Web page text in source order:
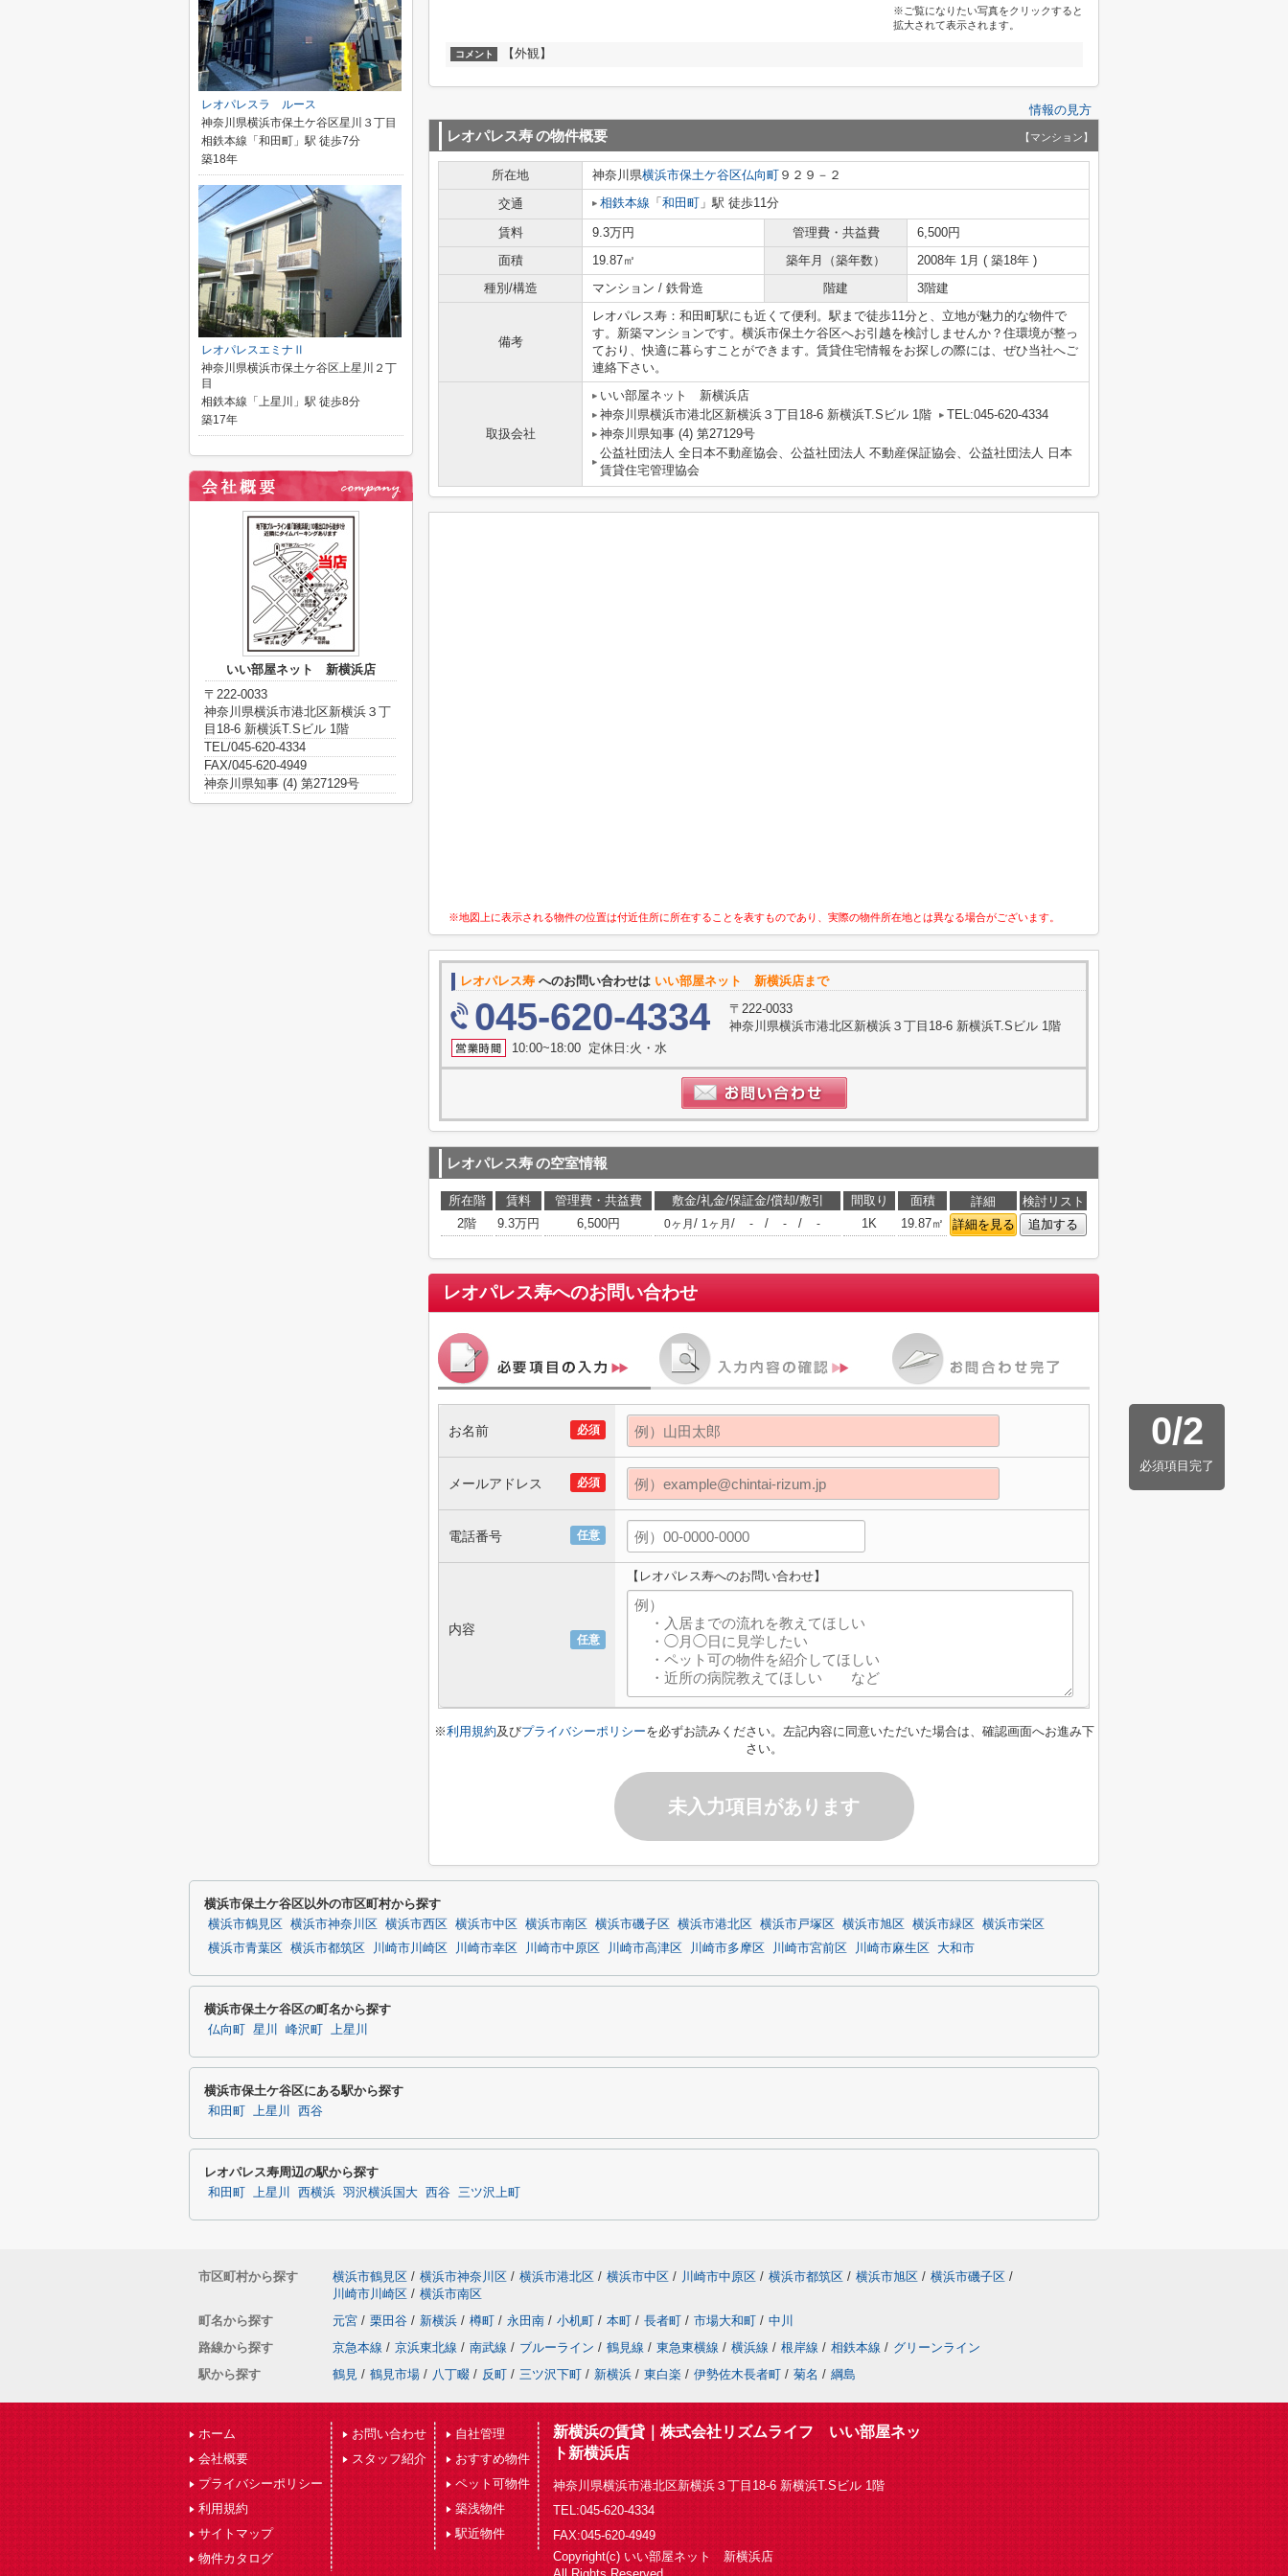
※ご覧になりたい写真をクリックすると
拡大されて表示されます。
コメント 【外観】
情報の見方
レオパレス寿の物件概要 【マンション】
所在地 神奈川県横浜市保土ケ谷区仏向町 ９２９－２
交通
相鉄本線 「 和田町 」駅 徒歩11分
賃料 9.3万円 管理費・共益費
6,500円
面積
19.87㎡ 築年月（築年数）
2008年 1月 ( 築18年 )
種別/構造
マンション / 鉄骨造 階建 3階建
備考
レオパレス寿：和田町駅にも近くて便利。駅まで徒歩11分と、立地が魅力的な物件で
す。新築マンションです。横浜市保土ケ谷区へお引越を検討しませんか？住環境が整っ
ており、快適に暮らすことができます。賃貸住宅情報をお探しの際には、ぜひ当社へご
連絡下さい。
取扱会社
いい部屋ネット 新横浜店
神奈川県横浜市港北区新横浜３丁目18-6 新横浜T.Sビル 1階
TEL:045-620-4334
神奈川県知事 (4) 第27129号
公益社団法人 全日本不動産協会、公益社団法人 不動産保証協会、公益社団法人 日本
賃貸住宅管理協会
※地図上に表示される物件の位置は付近住所に所在することを表すものであり、実際の物件所在地とは異なる場合がございます。
レオパレス寿 へのお問い合わせは いい部屋ネット 新横浜店まで
045-620-4334
〒222-0033
神奈川県横浜市港北区新横浜３丁目18-6 新横浜T.Sビル 1階
10:00~18:00 定休日:火・水
レオパレス寿の空室情報
所在階 賃料 管理費・共益費 敷金/礼金/保証金/償却/敷引 間取り 面積 詳細
検討リスト
2階
9.3万円 6,500円 0ヶ月 / 1ヶ月 / - / - / - 1K 19.87㎡ 詳細を見る 追加する
レオパレス寿へのお問い合わせ
0/2
必須項目完了
必須
お名前
必須
メールアドレス
任意
電話番号
任意
内容
【レオパレス寿へのお問い合わせ】
※利用規約及びプライバシーポリシーを必ずお読みください。左記内容に同意いただいた場合は、確認画面へお進み下
さい。
未入力項目があります
レオパレスラ ルース
神奈川県横浜市保土ケ谷区星川３丁目
相鉄本線「和田町」駅 徒歩7分
築18年
レオパレスエミナⅡ
神奈川県横浜市保土ケ谷区上星川２丁
目
相鉄本線「上星川」駅 徒歩8分
築17年
いい部屋ネット 新横浜店
〒222-0033
神奈川県横浜市港北区新横浜３丁
目18-6 新横浜T.Sビル 1階
TEL/045-620-4334
FAX/045-620-4949
神奈川県知事 (4) 第27129号
横浜市保土ケ谷区以外の市区町村から探す
横浜市鶴見区 横浜市神奈川区 横浜市西区 横浜市中区 横浜市南区 横浜市磯子区 横浜市港北区 横浜市戸塚区 横浜市旭区 横浜市緑区
横浜市栄区
横浜市青葉区
横浜市都筑区 川崎市川崎区 川崎市幸区 川崎市中原区 川崎市高津区 川崎市多摩区 川崎市宮前区 川崎市麻生区 大和市
横浜市保土ケ谷区の町名から探す
仏向町 星川 峰沢町 上星川
横浜市保土ケ谷区にある駅から探す
和田町 上星川 西谷
レオパレス寿周辺の駅から探す
和田町 上星川 西横浜 羽沢横浜国大 西谷 三ツ沢上町
市区町村から探す 横浜市鶴見区 / 横浜市神奈川区 / 横浜市港北区 / 横浜市中区 / 川崎市中原区 / 横浜市都筑区 / 横浜市旭区 / 横浜市磯子区 /
川崎市川崎区 / 横浜市南区
町名から探す
元宮 / 栗田谷 / 新横浜 / 樽町 / 永田南 / 小机町 / 本町 / 長者町 / 市場大和町 / 中川
路線から探す
京急本線 / 京浜東北線 / 南武線 / ブルーライン / 鶴見線 / 東急東横線 / 横浜線 / 根岸線 / 相鉄本線 / グリーンライン
駅から探す
鶴見 / 鶴見市場 / 八丁畷 / 反町 / 三ツ沢下町 / 新横浜 / 東白楽 / 伊勢佐木長者町 / 菊名 / 綱島
ホーム
会社概要
プライバシーポリシー
利用規約
サイトマップ
物件カタログ
お問い合わせ
スタッフ紹介
自社管理
おすすめ物件
ペット可物件
築浅物件
駅近物件
新横浜の賃貸｜株式会社リズムライフ いい部屋ネッ
ト新横浜店
神奈川県横浜市港北区新横浜３丁目18-6 新横浜T.Sビル 1階
TEL:045-620-4334
FAX:045-620-4949
Copyright(c) いい部屋ネット 新横浜店